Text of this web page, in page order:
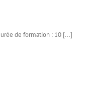
de formation : 10 [...]